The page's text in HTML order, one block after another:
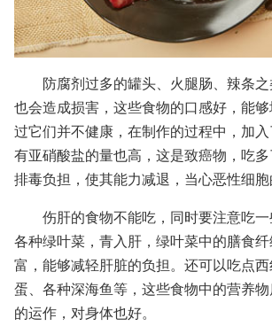
防腐剂过多的罐头、火腿肠、辣条
也会造成损害，这些食物的口感好，能
过它们并不健康，在制作的过程中，加
有亚硝酸盐的量也高，这是致癌物，吃
排毒负担，使其能力减退，当心恶性细胞
伤肝的食物不能吃，同时要注意吃
各种绿叶菜，青入肝，绿叶菜中的膳食
富，能够减轻肝脏的负担。还可以吃点
蛋、各种深海鱼等，这些食物中的营养
的运作，对身体也好。